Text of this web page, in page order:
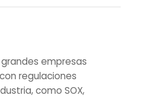
empresas
regulaciones
como SOX,